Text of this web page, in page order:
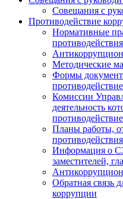
Совещания с
Противодействие
Нормативные
Методические
Формы
Комиссии
деятельность
Планы работы,
Информация о
заместителей,
Обратная связь
коррупции